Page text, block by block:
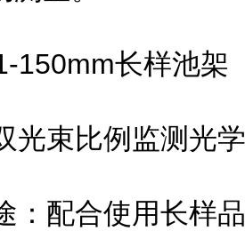
长样池架
束比例监测光学
：配合使用长样品